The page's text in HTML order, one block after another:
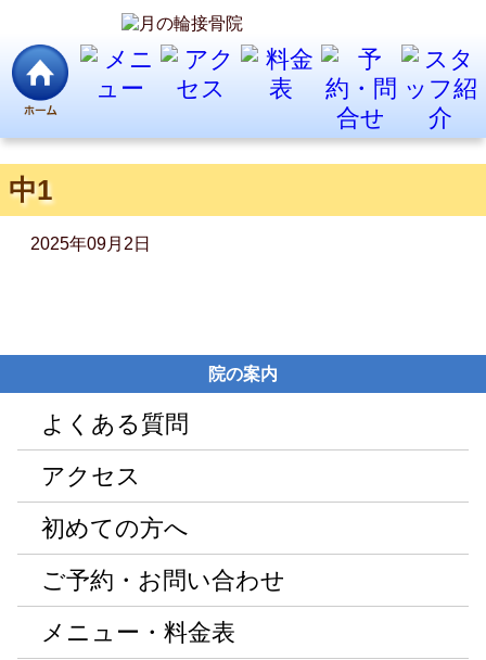
中1
2025年09月2日
院の案内
よくある質問
アクセス
初めての方へ
ご予約・お問い合わせ
メニュー・料金表